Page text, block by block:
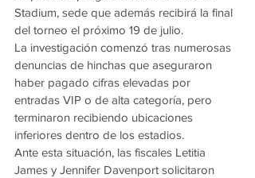
Stadium, sede que además recibirá la final
del torneo el próximo 19 de julio.
La investigación comenzó tras numerosas
denuncias de hinchas que aseguraron
haber pagado cifras elevadas por
entradas VIP o de alta categoría, pero
terminaron recibiendo ubicaciones
inferiores dentro de los estadios.
Ante esta situación, las fiscales Letitia
James y Jennifer Davenport solicitaron